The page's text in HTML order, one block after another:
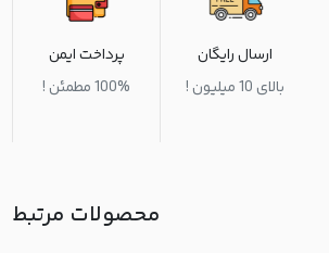
ارسال رایگان
بالای 10 میلیون !
پرداخت ایمن
100% مطمئن !
محصولات مرتبط